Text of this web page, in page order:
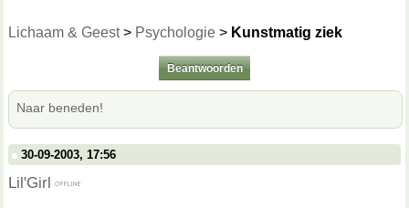
Lichaam & Geest> Psychologie > Kunstmatig ziek
Beantwoorden
Naar beneden!
30-09-2003, 17:56
Lil'Girl